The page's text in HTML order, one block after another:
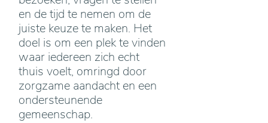
en de tijd te nemen om de
juiste keuze te maken. Het
doel is om een plek te vinden
waar iedereen zich echt
thuis voelt, omringd door
zorgzame aandacht en een
ondersteunende
gemeenschap.